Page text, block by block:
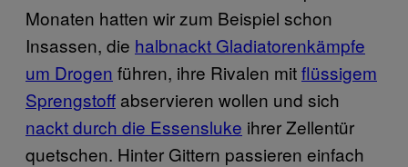
Monaten hatten wir zum Beispiel schon
Insassen, die halbnackt Gladiatorenkämpfe
um Drogen führen, ihre Rivalen mitflüssigem
Sprengstoff abservieren wollen und sich
nackt durch die Essensluke ihrer Zellentür
quetschen. Hinter Gittern passieren einfach